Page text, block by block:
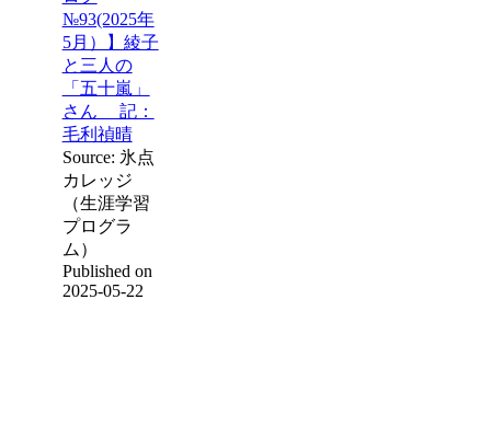
№93(2025年
5月）】綾子
と三人の
「五十嵐」
さん 記：
毛利禎晴
Source: 氷点
カレッジ
（生涯学習
プログラ
ム）
Published on
2025-05-22